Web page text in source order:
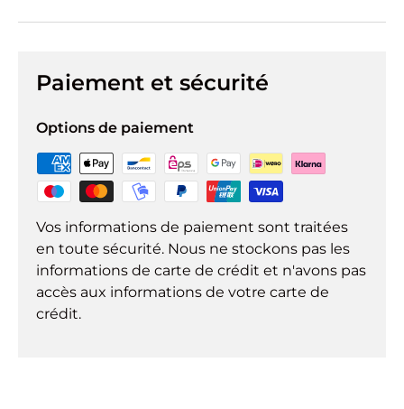
Paiement et sécurité
Options de paiement
Vos informations de paiement sont traitées
en toute sécurité. Nous ne stockons pas les
informations de carte de crédit et n'avons pas
accès aux informations de votre carte de
crédit.